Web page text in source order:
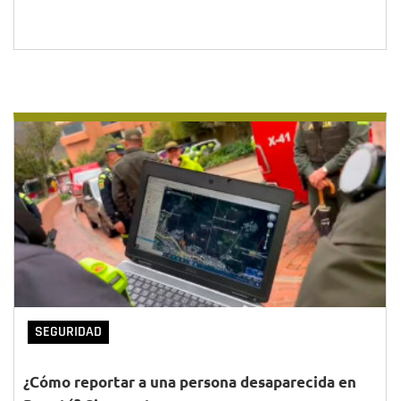
SEGURIDAD
¿Cómo reportar a una persona desaparecida en